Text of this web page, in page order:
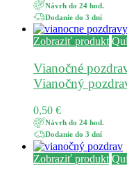
Návrh do 24 hod.
Dodanie do 3 dní
Zobraziť produkt
Vianočné
Vianočný
0,50 €
Návrh do 24 hod.
Dodanie do 3 dní
Zobraziť produkt